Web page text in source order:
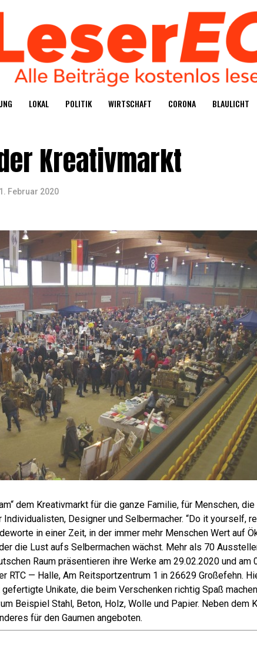
LOKAL POLI­TIK WIRT­SCHAFT CORO­NA BLAU­LICHT
Kreativmarkt
Februar 2020
dem Krea­tiv­markt für die gan­ze Fami­lie, für Men­schen,
Desi­gner und Sel­ber­ma­cher. “Do it yours­elf,
in einer Zeit, in der immer mehr Men­schen Wert auf
die Lust aufs Sel­ber­ma­chen wächst. Mehr als 70
Raum prä­sen­tie­ren ihre Wer­ke am 29.02.2020 und am
RTC — Hal­le, Am Reit­sport­zen­trum 1 in 26629 Große­fehn.
Uni­ka­te, die beim Ver­schen­ken rich­tig Spaß
Bei­spiel Stahl, Beton, Holz, Wol­le und Papier. Neben dem
für den Gau­men angeboten.